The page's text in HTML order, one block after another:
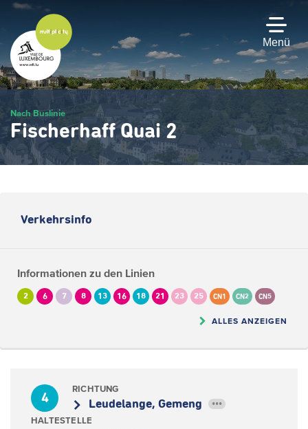
Zum
Hauptinhalt
gehen
Menü
Nach Buslinie
Fischerhaff Quai 2
Verkehrsinfo
Informationen zu den Linien
2 6 7 8 13 16 18 21 23 25 CN1 CN2 CN5
ALLES ANZEIGEN
4
RICHTUNG
Leudelange, Gemeng •••
HALTESTELLE